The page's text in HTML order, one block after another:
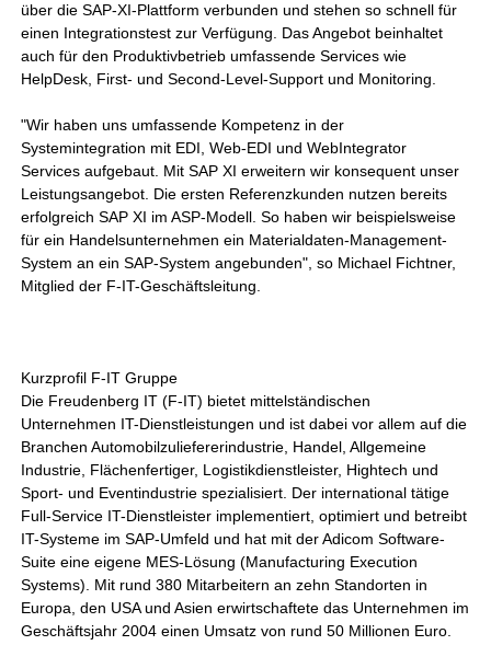
über die SAP-XI-Plattform verbunden und stehen so schnell für
einen Integrationstest zur Verfügung. Das Angebot beinhaltet
auch für den Produktivbetrieb umfassende Services wie
HelpDesk, First- und Second-Level-Support und Monitoring.
"Wir haben uns umfassende Kompetenz in der
Systemintegration mit EDI, Web-EDI und WebIntegrator
Services aufgebaut. Mit SAP XI erweitern wir konsequent unser
Leistungsangebot. Die ersten Referenzkunden nutzen bereits
erfolgreich SAP XI im ASP-Modell. So haben wir beispielsweise
für ein Handelsunternehmen ein Materialdaten-Management-
System an ein SAP-System angebunden", so Michael Fichtner,
Mitglied der F-IT-Geschäftsleitung.
Kurzprofil F-IT Gruppe
Die Freudenberg IT (F-IT) bietet mittelständischen
Unternehmen IT-Dienstleistungen und ist dabei vor allem auf die
Branchen Automobilzuliefererindustrie, Handel, Allgemeine
Industrie, Flächenfertiger, Logistikdienstleister, Hightech und
Sport- und Eventindustrie spezialisiert. Der international tätige
Full-Service IT-Dienstleister implementiert, optimiert und betreibt
IT-Systeme im SAP-Umfeld und hat mit der Adicom Software-
Suite eine eigene MES-Lösung (Manufacturing Execution
Systems). Mit rund 380 Mitarbeitern an zehn Standorten in
Europa, den USA und Asien erwirtschaftete das Unternehmen im
Geschäftsjahr 2004 einen Umsatz von rund 50 Millionen Euro.